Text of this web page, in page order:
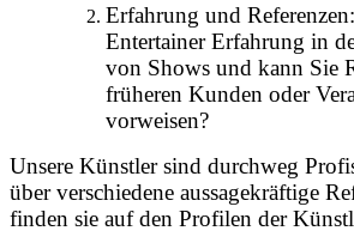
Erfahrung und
Entertainer Erfahrung in
von Shows und kann Sie
früheren Kunden oder
vorweisen?
Unsere Künstler sind durchweg
über verschiedene aussagekräftige
finden sie auf den Profilen der